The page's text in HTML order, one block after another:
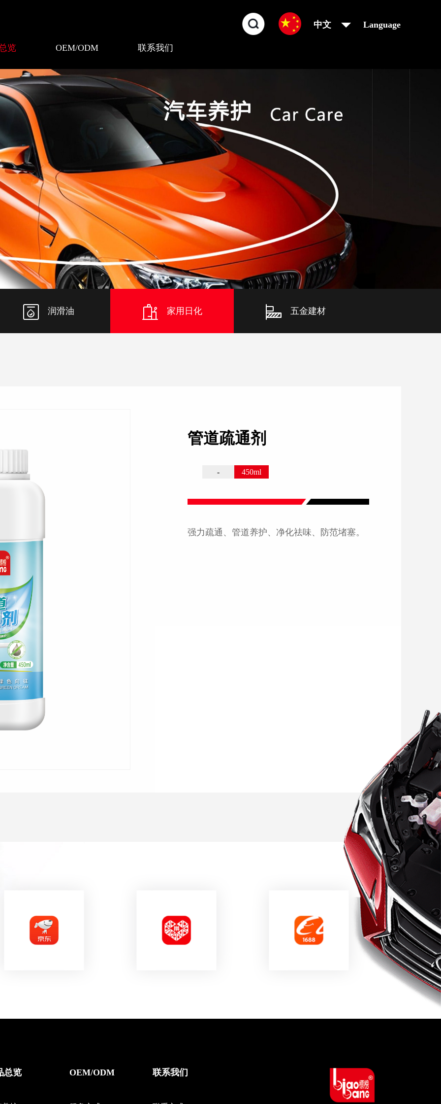
中文 Language
览 OEM/ODM 联系我们
润滑油 家用日化 五金建材
管道疏通剂
- 450ml
强力疏通、管道养护、净化祛味、防范堵塞。
总览 OEM/ODM 联系我们